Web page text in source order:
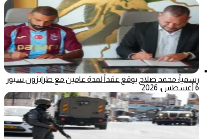
رسمياً: محمد صلاح يوقع عقداً لمدة عامين مع طرابزون سبور
6 أغسطس، 2026